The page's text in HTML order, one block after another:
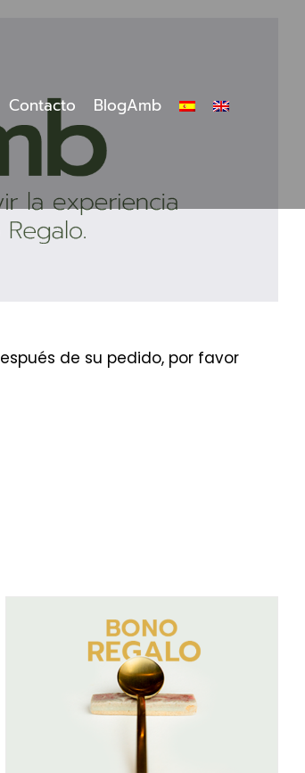
Contacto BlogAmb
de su pedido, por favor